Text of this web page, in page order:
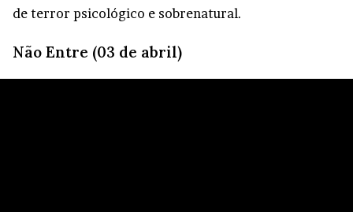
de terror psicológico e sobrenatural.
Não Entre (03 de abril)